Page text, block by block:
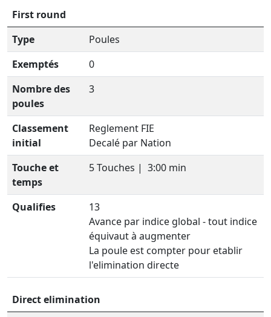
First round
Type
Poules
Exemptés
0
Nombre des
poules
3
Classement
initial
Reglement FIE
Decalé par Nation
Touche et
temps
5 Touches | 3:00 min
Qualifies
13
Avance par indice global - tout indice
équivaut à augmenter
La poule est compter pour etablir
l'elimination directe
Direct elimination